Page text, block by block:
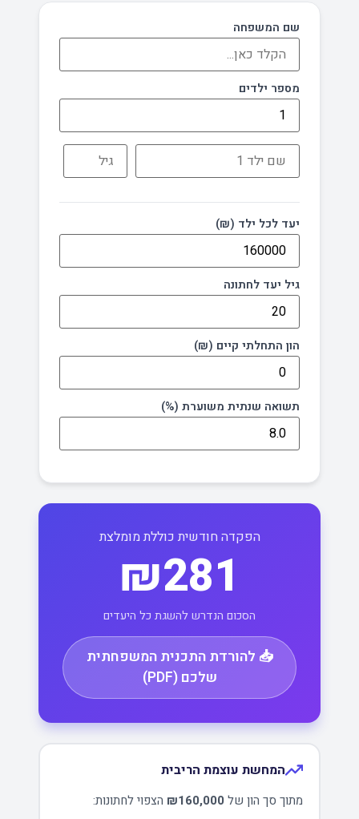
שם המשפחה
מספר ילדים
יעד לכל ילד (₪)
גיל יעד לחתונה
הון התחלתי קיים (₪)
תשואה שנתית משוערת (%)
הפקדה חודשית כוללת מומלצת
₪281
הסכום הנדרש להשגת כל היעדים
📥 להורדת התכנית המשפחתית
שלכם (PDF)
המחשת עוצמת הריבית
מתוך סך הון של₪160,000 הצפוי לחתונות: